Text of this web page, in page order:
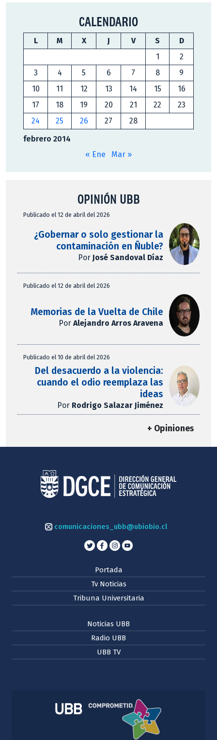
CALENDARIO
febrero 2014
L M X J V S
D
1
2
3
4 5 6 7 8
9
10
11 12 13 14 15
16
17
18 19 20 21 22
23
24
25 26 27 28
« Ene Mar »
OPINIÓN UBB
Publicado el 12 de abril del 2026
¿Gobernar o solo gestionar la
contaminación en Ñuble?
Por José Sandoval Díaz
Publicado el 12 de abril del 2026
Memorias de la Vuelta de Chile
PorAlejandro Arros Aravena
Publicado el 10 de abril del 2026
Del desacuerdo a la violencia:
cuando el odio reemplaza las
ideas
Por Rodrigo Salazar Jiménez
+ Opiniones
comunicaciones_ubb@ubiobio.cl
Portada
Tv Noticias
Tribuna Universitaria
Noticias UBB
Radio UBB
UBB TV